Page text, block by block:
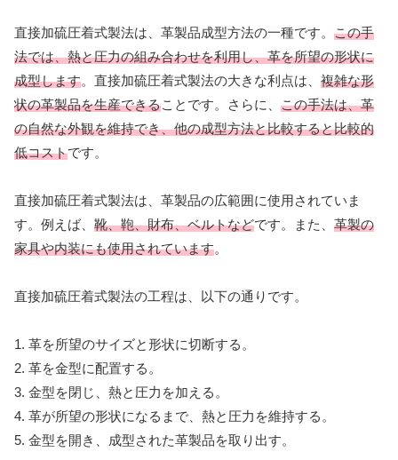
直接加硫圧着式製法は、革製品成型方法の一種です。 この手
法では、熱と圧力の組み合わせを利用し、革を所望の形状に
成型します。直接加硫圧着式製法の大きな利点は、 複雑な形
状の革製品を生産できることです。さらに、 この手法は、革
の自然な外観を維持でき、他の成型方法と比較すると比較的
低コストです。
直接加硫圧着式製法は、革製品の広範囲に使用されていま
す。例えば、 靴、鞄、財布、ベルトなどです。また、 革製の
家具や内装にも使用されています。
直接加硫圧着式製法の工程は、以下の通りです。
1. 革を所望のサイズと形状に切断する。
2. 革を金型に配置する。
3. 金型を閉じ、熱と圧力を加える。
4. 革が所望の形状になるまで、熱と圧力を維持する。
5. 金型を開き、成型された革製品を取り出す。